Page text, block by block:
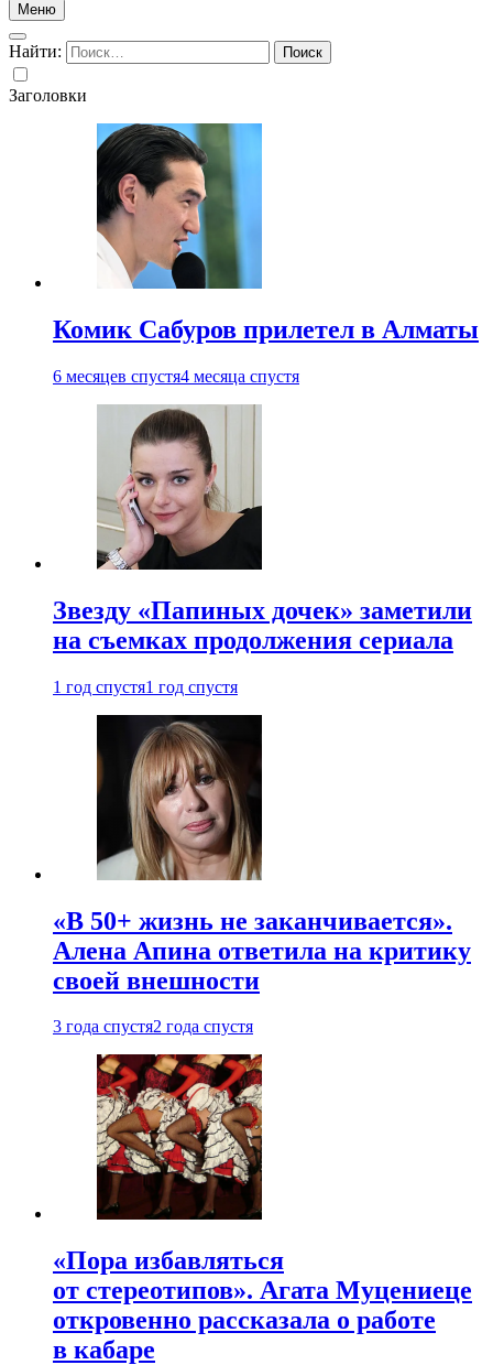
Меню
Найти:
Заголовки
Комик Сабуров прилетел в Алматы
6 месяцев спустя4 месяца спустя
Звезду «Папиных дочек» заметили
на съемках продолжения сериала
1 год спустя1 год спустя
«В 50+ жизнь не заканчивается».
Алена Апина ответила на критику
своей внешности
3 года спустя2 года спустя
«Пора избавляться
от стереотипов». Агата Муцениеце
откровенно рассказала о работе
в кабаре